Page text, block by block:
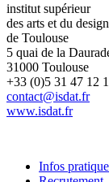
institut supérieur
des arts et du design
de Toulouse
5 quai de la
31000 Toulouse
+33 (0)5 31 47 12
contact@isdat.fr
www.isdat.fr
Infos